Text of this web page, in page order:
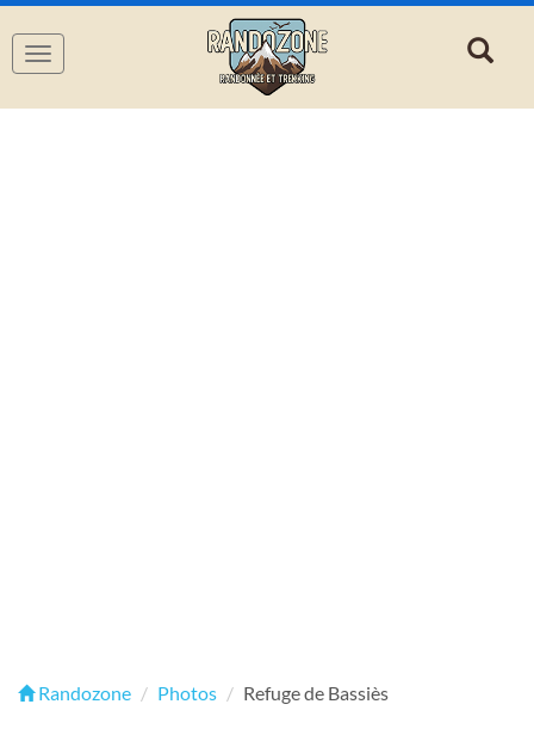
Navigation
Randozone Photos Refuge de Bassiès